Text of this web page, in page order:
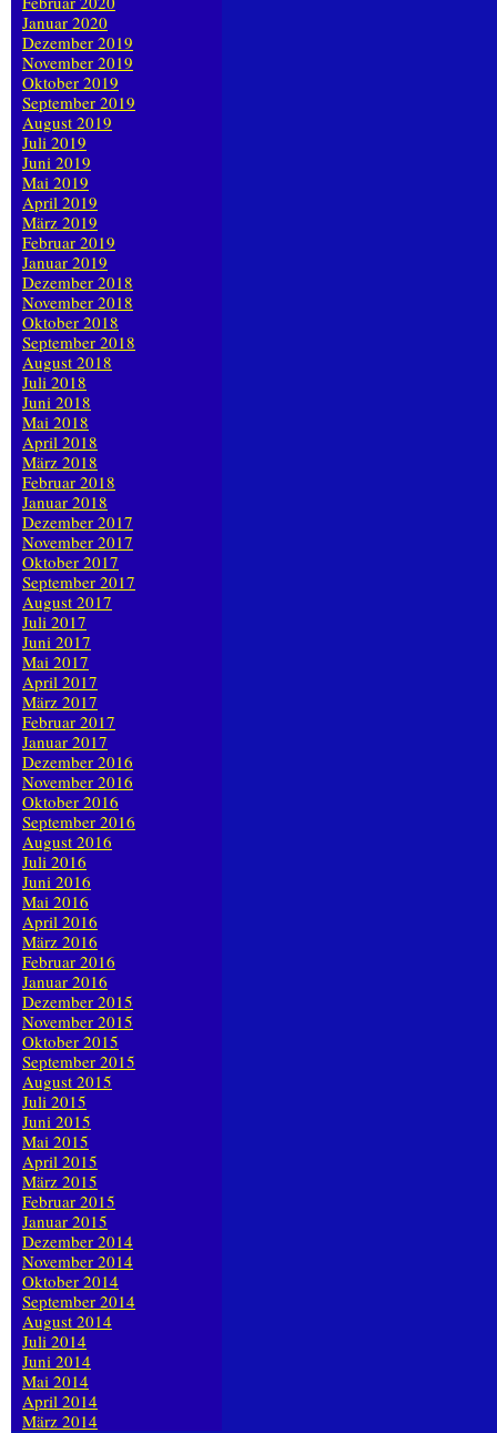
Januar 2020
Dezember 2019
November 2019
Oktober 2019
September 2019
August 2019
Juli 2019
Juni 2019
Mai 2019
April 2019
März 2019
Februar 2019
Januar 2019
Dezember 2018
November 2018
Oktober 2018
September 2018
August 2018
Juli 2018
Juni 2018
Mai 2018
April 2018
März 2018
Februar 2018
Januar 2018
Dezember 2017
November 2017
Oktober 2017
September 2017
August 2017
Juli 2017
Juni 2017
Mai 2017
April 2017
März 2017
Februar 2017
Januar 2017
Dezember 2016
November 2016
Oktober 2016
September 2016
August 2016
Juli 2016
Juni 2016
Mai 2016
April 2016
März 2016
Februar 2016
Januar 2016
Dezember 2015
November 2015
Oktober 2015
September 2015
August 2015
Juli 2015
Juni 2015
Mai 2015
April 2015
März 2015
Februar 2015
Januar 2015
Dezember 2014
November 2014
Oktober 2014
September 2014
August 2014
Juli 2014
Juni 2014
Mai 2014
April 2014
März 2014